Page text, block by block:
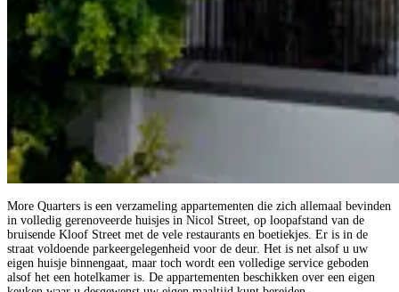
More Quarters is een verzameling appartementen die zich allemaal bevinden
in volledig gerenoveerde huisjes in Nicol Street, op loopafstand van de
bruisende Kloof Street met de vele restaurants en boetiekjes. Er is in de
straat voldoende parkeergelegenheid voor de deur. Het is net alsof u uw
eigen huisje binnengaat, maar toch wordt een volledige service geboden
alsof het een hotelkamer is. De appartementen beschikken over een eigen